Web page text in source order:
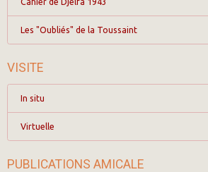
Les "Oubliés" de la Toussaint
VISITE
In situ
Virtuelle
PUBLICATIONS AMICALE